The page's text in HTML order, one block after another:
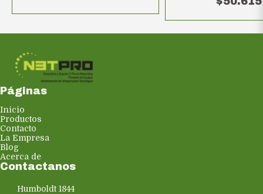
Páginas
Inicio
Productos
Contacto
La Empresa
Blog
Acerca de
Contactanos
Humboldt 1844